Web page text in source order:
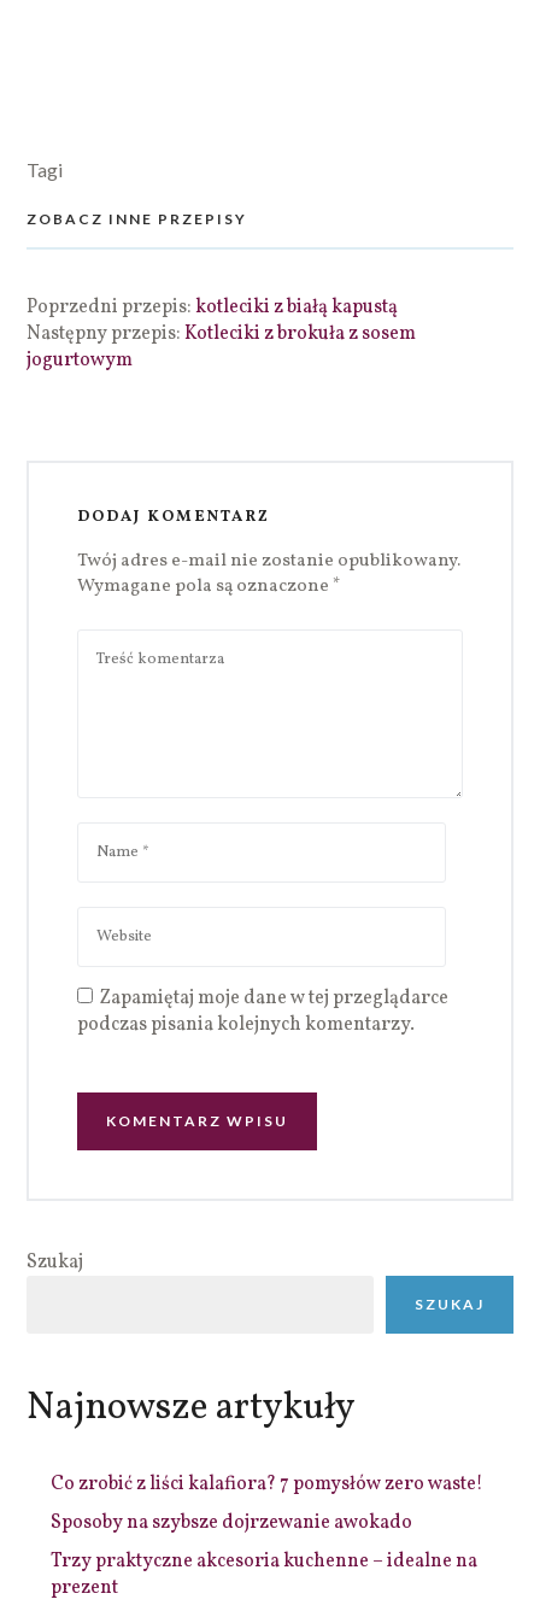
Tagi
ZOBACZ INNE PRZEPISY
Poprzedni przepis:kotleciki z białą kapustą
Następny przepis:Kotleciki z brokuła z sosem
jogurtowym
DODAJ KOMENTARZ
Twój adres e-mail nie zostanie opublikowany.
Wymagane pola są oznaczone *
Zapamiętaj moje dane w tej przeglądarce
podczas pisania kolejnych komentarzy.
Szukaj
SZUKAJ
Najnowsze artykuły
Co zrobić z liści kalafiora? 7 pomysłów zero waste!
Sposoby na szybsze dojrzewanie awokado
Trzy praktyczne akcesoria kuchenne – idealne na
prezent